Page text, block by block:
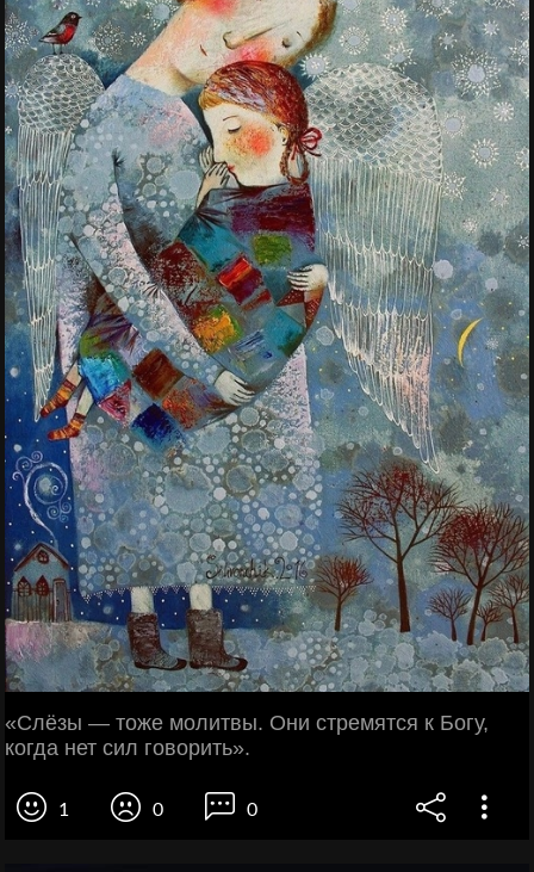
«Слёзы — тоже молитвы. Они стремятся к Богу,
когда нет сил говорить».
1 0 0